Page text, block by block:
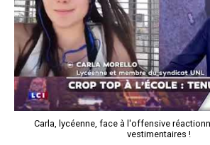
Carla, lycéenne, face à l'offensive
vestimentaires !